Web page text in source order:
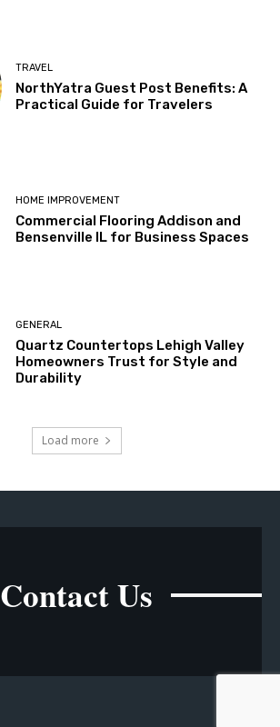
TRAVEL
NorthYatra Guest Post Benefits: A
Practical Guide for Travelers
HOME IMPROVEMENT
Commercial Flooring Addison and
Bensenville IL for Business Spaces
GENERAL
Quartz Countertops Lehigh Valley
Homeowners Trust for Style and
Durability
Load more
Contact Us